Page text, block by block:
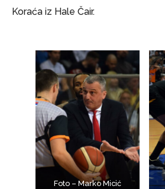
Koraća iz Hale Čair.
Foto – Marko Micić